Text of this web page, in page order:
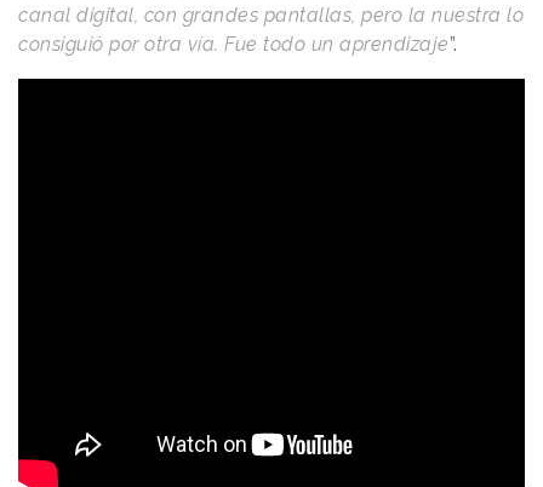
canal digital, con grandes pantallas, pero la nuestra lo
consiguió por otra vía. Fue todo un aprendizaje”.